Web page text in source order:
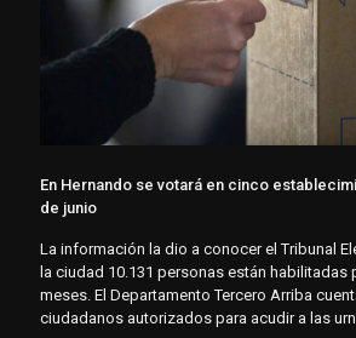
En Hernando se votará en cinco
de junio
La información la dio a conocer el Tribunal
la ciudad 10.131 personas están habilitadas
meses. El Departamento Tercero Arriba
ciudadanos autorizados para acudir a las